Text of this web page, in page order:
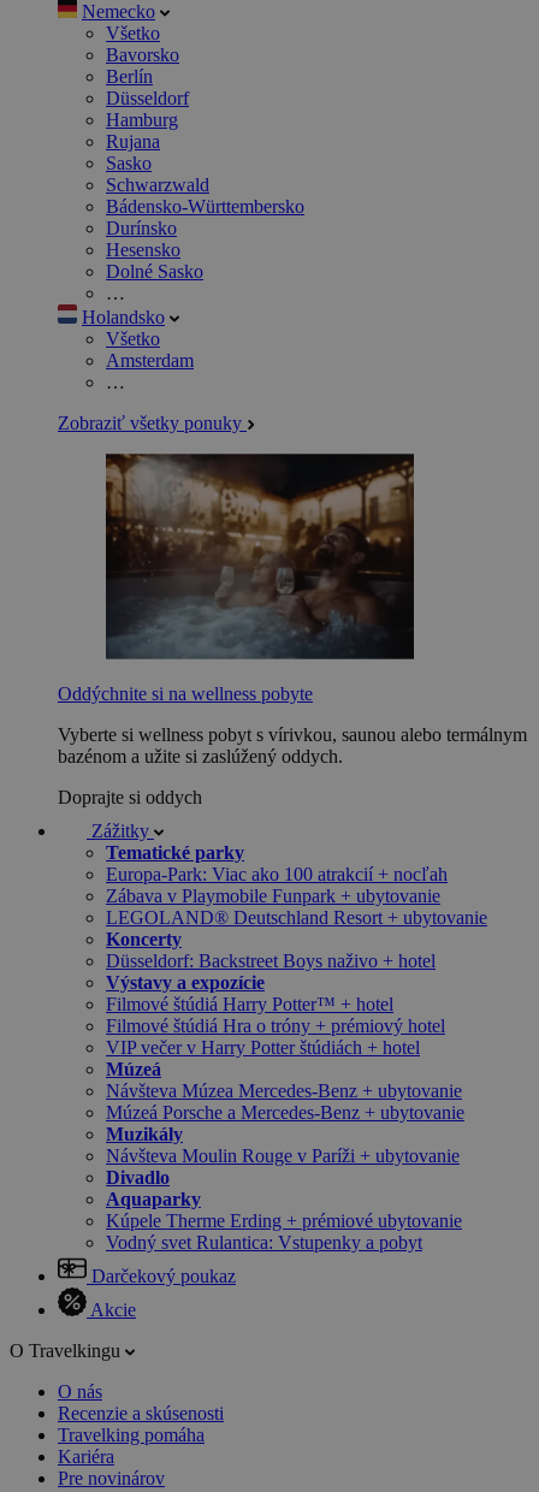
Nemecko
Všetko
Bavorsko
Berlín
Düsseldorf
Hamburg
Rujana
Sasko
Schwarzwald
Bádensko-Württembersko
Durínsko
Hesensko
Dolné Sasko
…
Holandsko
Všetko
Amsterdam
…
Zobraziť všetky ponuky
Oddýchnite si na wellness pobyte
Vyberte si wellness pobyt s vírivkou, saunou alebo termálnym
bazénom a užite si zaslúžený oddych.
Doprajte si oddych
Zážitky
Tematické parky
Europa-Park: Viac ako 100 atrakcií + nocľah
Zábava v Playmobile Funpark + ubytovanie
LEGOLAND® Deutschland Resort + ubytovanie
Koncerty
Düsseldorf: Backstreet Boys naživo + hotel
Výstavy a expozície
Filmové štúdiá Harry Potter™ + hotel
Filmové štúdiá Hra o tróny + prémiový hotel
VIP večer v Harry Potter štúdiách + hotel
Múzeá
Návšteva Múzea Mercedes-Benz + ubytovanie
Múzeá Porsche a Mercedes-Benz + ubytovanie
Muzikály
Návšteva Moulin Rouge v Paríži + ubytovanie
Divadlo
Aquaparky
Kúpele Therme Erding + prémiové ubytovanie
Vodný svet Rulantica: Vstupenky a pobyt
Darčekový poukaz
Akcie
O Travelkingu
O nás
Recenzie a skúsenosti
Travelking pomáha
Kariéra
Pre novinárov